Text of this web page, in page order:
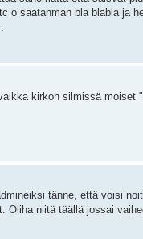
o saatanman bla blabla ja
kirkon silmissä moiset
tänne, että voisi
Oliha niitä täällä jossai